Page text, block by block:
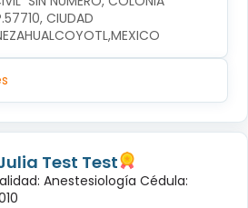
CIUDAD
Test Test
Anestesiología Cédula: